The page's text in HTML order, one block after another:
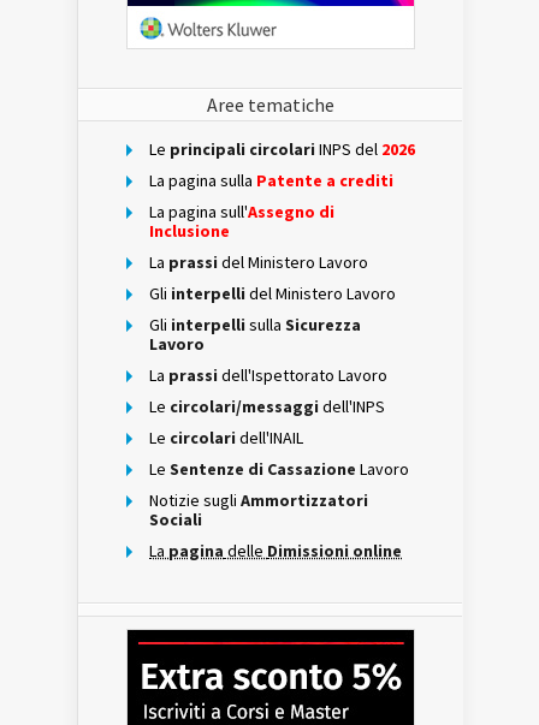
Aree tematiche
Le principali circolari INPS del 2026
La pagina sulla Patente a crediti
La pagina sull'Assegno di
Inclusione
La prassi del Ministero Lavoro
Gli interpelli del Ministero Lavoro
Gli interpelli sulla Sicurezza
Lavoro
La prassi dell'Ispettorato Lavoro
Le circolari/messaggi dell'INPS
Le circolari dell'INAIL
Le Sentenze di Cassazione Lavoro
Notizie sugli Ammortizzatori
Sociali
La pagina delle Dimissioni online